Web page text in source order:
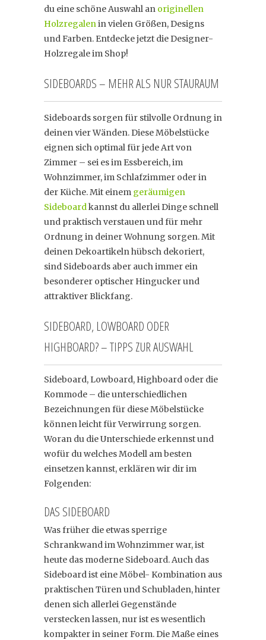
du eine schöne Auswahl an originellen
Holzregalenin vielen Größen, Designs
und Farben. Entdecke jetzt die Designer-
Holzregale im Shop!
SIDEBOARDS – MEHR ALS NUR STAURAUM
Sideboards sorgen für stilvolle Ordnung in
deinen vier Wänden. Diese Möbelstücke
eignen sich optimal für jede Art von
Zimmer – sei es im Essbereich, im
Wohnzimmer, im Schlafzimmer oder in
der Küche. Mit einem geräumigen
Sideboardkannst du allerlei Dinge schnell
und praktisch verstauen und für mehr
Ordnung in deiner Wohnung sorgen. Mit
deinen Dekoartikeln hübsch dekoriert,
sind Sideboards aber auch immer ein
besonderer optischer Hingucker und
attraktiver Blickfang.
SIDEBOARD, LOWBOARD ODER
HIGHBOARD? – TIPPS ZUR AUSWAHL
Sideboard, Lowboard, Highboard oder die
Kommode – die unterschiedlichen
Bezeichnungen für diese Möbelstücke
können leicht für Verwirrung sorgen.
Woran du die Unterschiede erkennst und
wofür du welches Modell am besten
einsetzen kannst, erklären wir dir im
Folgenden:
DAS SIDEBOARD
Was früher die etwas sperrige
Schrankwand im Wohnzimmer war, ist
heute das moderne Sideboard. Auch das
Sideboard ist eine Möbel- Kombination aus
praktischen Türen und Schubladen, hinter
denen sich allerlei Gegenstände
verstecken lassen, nur ist es wesentlich
kompakter in seiner Form. Die Maße eines